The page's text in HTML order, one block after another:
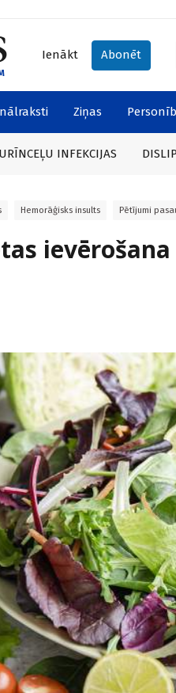
Ienākt Abonēt
Ziņas
URĪNCEĻU INFEKCIJAS
Hemorāģisks insults Pētījumi